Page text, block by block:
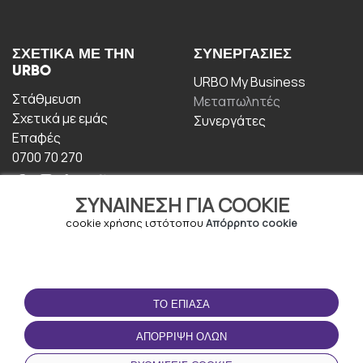
ΣΥΝΑΊΝΕΣΗ ΓΙΑ COOKIE
cookie χρήσης ιστότοπου Απόρρητο cookie
ΤΟ ΈΠΙΑΣΑ
ΑΠΌΡΡΙΨΗ ΌΛΩΝ
ΣΧΕΤΙΚΆ ΜΕ ΤΗΝ
URBO
Στάθμευση
Σχετικά με εμάς
Επαφές
0700 70 270
ΣΥΝΕΡΓΑΣΊΕΣ
URBO My Business
Μεταπωλητές
Συνεργάτες
ΟΡΟΙ ΧΡΉΣΗΣ
Οροι και Προϋποθέσεις
Πολιτική απορρήτου
ΚΑΤΕΒΆΣΤΕ ΤΗΝ
ΕΦΑΡΜΟΓΉ